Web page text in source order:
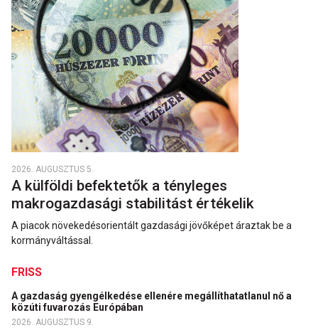
2026. AUGUSZTUS 5.
A külföldi befektetők a tényleges
makrogazdasági stabilitást értékelik
A piacok növekedésorientált gazdasági jövőképet áraztak be a
kormányváltással.
FRISS
A gazdaság gyengélkedése ellenére megállíthatatlanul nő a
közúti fuvarozás Európában
2026. AUGUSZTUS 9.